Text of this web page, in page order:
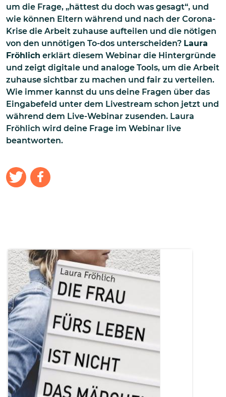
um die Frage, „hättest du doch was gesagt“, und
wie können Eltern während und nach der Corona-
Krise die Arbeit zuhause aufteilen und die nötigen
von den unnötigen To-dos unterscheiden? Laura
Fröhlich erklärt diesem Webinar die Hintergründe
und zeigt digitale und analoge Tools, um die Arbeit
zuhause sichtbar zu machen und fair zu verteilen.
Wie immer kannst du uns deine Fragen über das
Eingabefeld unter dem Livestream schon jetzt und
während dem Live-Webinar zusenden. Laura
Fröhlich wird deine Frage im Webinar live
beantworten.